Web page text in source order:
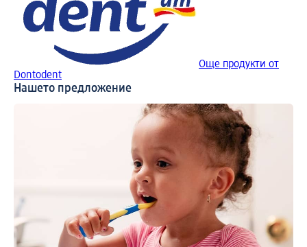
Още продукти от
Dontodent
Нашето предложение